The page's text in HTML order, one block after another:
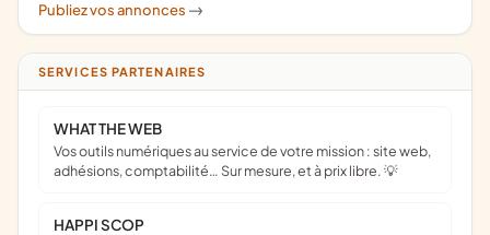
Publiez vos annonces ->
SERVICES PARTENAIRES
WHAT THE WEB
Vos outils numériques au service de votre mission : site web,
adhésions, comptabilité… Sur mesure, et à prix libre. 💡
HAPPI SCOP